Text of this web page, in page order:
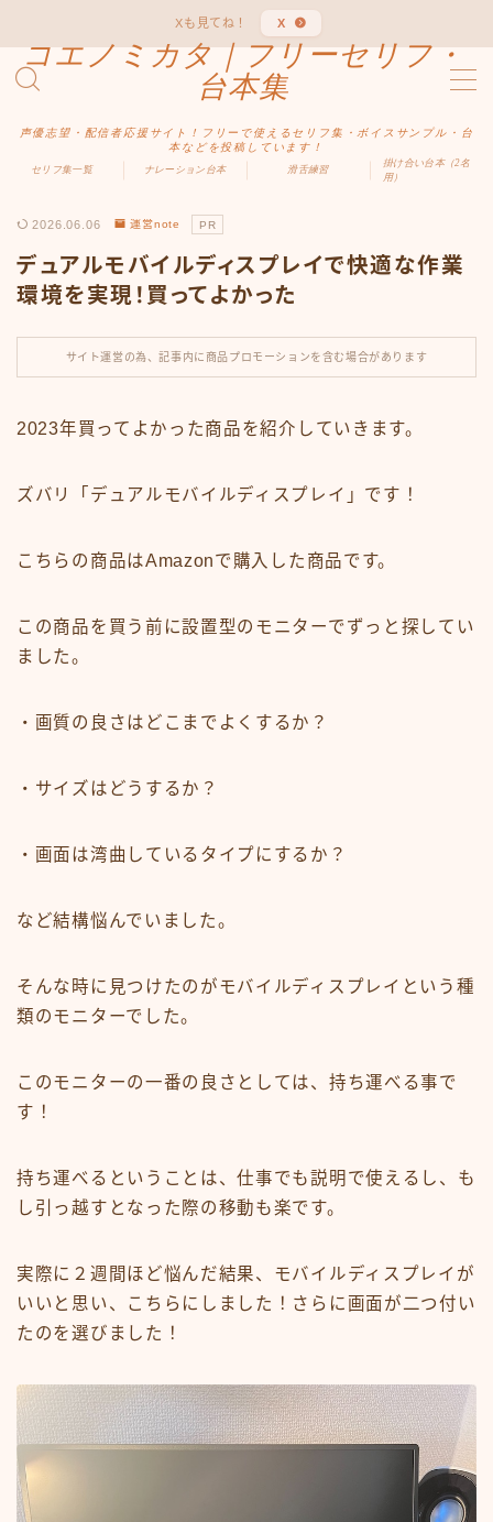
Xも見てね！ X
コエノミカタ｜フリーセリフ・
台本集
声優志望・配信者応援サイト！フリーで使えるセリフ集・ボイスサンプル・台
本などを投稿しています！
MENU
男性向け
運営note
セリフ集一覧 ナレーション台本 滑舌練習
掛け合い台本（2名
用）
2026.06.06 運営note PR
デュアルモバイルディスプレイで快適な作業
環境を実現！買ってよかった
サイト運営の為、記事内に商品プロモーションを含む場合があります
2023年買ってよかった商品を紹介していきます。
ズバリ「デュアルモバイルディスプレイ」です！
こちらの商品はAmazonで購入した商品です。
この商品を買う前に設置型のモニターでずっと探してい
ました。
・画質の良さはどこまでよくするか？
・サイズはどうするか？
・画面は湾曲しているタイプにするか？
など結構悩んでいました。
そんな時に見つけたのがモバイルディスプレイという種
類のモニターでした。
このモニターの一番の良さとしては、持ち運べる事で
す！
持ち運べるということは、仕事でも説明で使えるし、も
し引っ越すとなった際の移動も楽です。
実際に２週間ほど悩んだ結果、モバイルディスプレイが
いいと思い、こちらにしました！さらに画面が二つ付い
たのを選びました！